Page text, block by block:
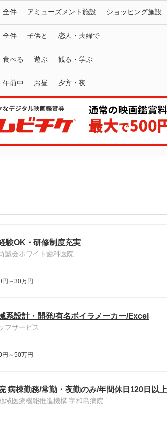
全件 アミューズメント施設 ショッピング施設
全件 子供と 恋人・夫婦で
食べる 遊ぶ 観る・学ぶ
午前中 お昼 夕方・夜
験OK・研修制度充実
誠会ホワイト歯科医院
円～30万円
系設計・開発/有名ボイラメーカー/Excel
フサービス
円～50万円
病棟勤務/常勤・夜勤のみ/年間休日120日以上
域医療機能推進機構 宇和島病院